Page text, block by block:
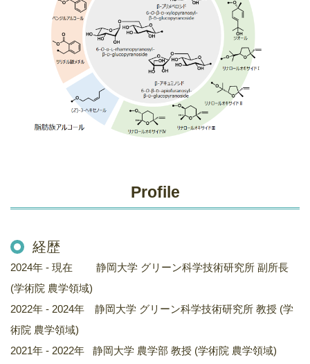
Profile
経歴
2024年 - 現在 静岡大学 グリーン科学技術研究所 副所長
(学術院 農学領域)
2022年 - 2024年 静岡大学 グリーン科学技術研究所 教授 (学
術院 農学領域)
2021年 - 2022年 静岡大学 農学部 教授 (学術院 農学領域)